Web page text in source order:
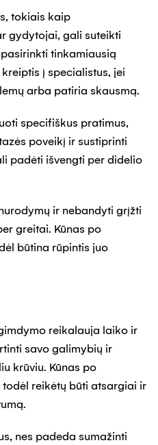
tokiais kaip
gydytojai, gali suteikti
tinkamiausią
į specialistus, jei
arba patiria skausmą.
specifiškus pratimus,
poveikį ir sustiprinti
padėti išvengti per didelio
ir nebandyti grįžti
greitai. Kūnas po
būtina rūpintis juo
reikalauja laiko ir
savo galimybių ir
krūviu. Kūnas po
reikėtų būti atsargiai ir
nes padeda sumažinti